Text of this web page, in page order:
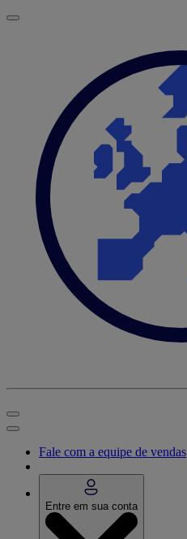
Fale com a equipe de vendas
Entre em sua conta